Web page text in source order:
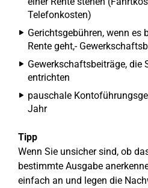
Telefonkosten)
Gerichtsgebühren, wenn es
Rente geht,-
Gewerkschaftsbeiträge, die
entrichten
pauschale
Jahr
Tipp
Wenn Sie unsicher sind, ob
bestimmte Ausgabe
einfach an und legen die